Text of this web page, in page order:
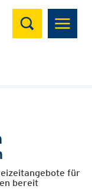
Suchen
für
bereit